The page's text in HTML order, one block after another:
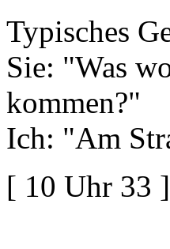
Typisches
Sie: "Was
kommen?"
Ich: "Am
[ 10 Uhr 33